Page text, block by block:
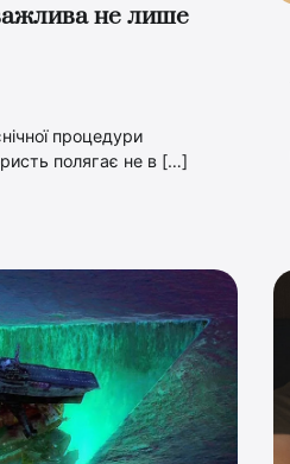
не лише
процедури
полягає не в […]